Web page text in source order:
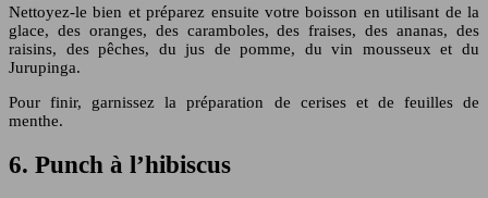
Nettoyez-le bien et préparez ensuite votre boisson en utilisant de la
glace, des oranges, des caramboles, des fraises, des ananas, des
raisins, des pêches, du jus de pomme, du vin mousseux et du
Jurupinga.
Pour finir, garnissez la préparation de cerises et de feuilles de
menthe.
6. Punch à l’hibiscus